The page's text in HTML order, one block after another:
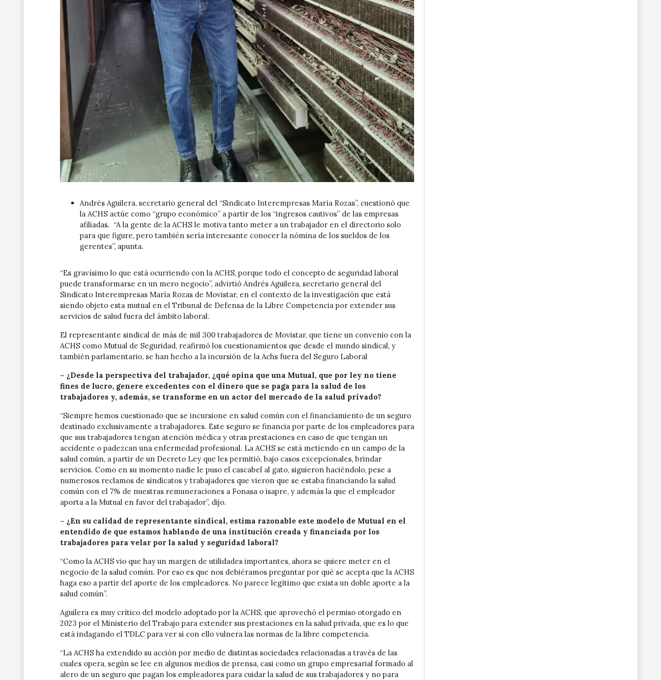
Andrés Aguilera, secretario general del “Sindicato Interempresas María Rozas”, cuestionó que
la ACHS actúe como “grupo económico” a partir de los “ingresos cautivos” de las empresas
afiliadas. “A la gente de la ACHS le motiva tanto meter a un trabajador en el directorio solo
para que figure, pero también sería interesante conocer la nómina de los sueldos de los
gerentes”, apunta.
“Es gravísimo lo que está ocurriendo con la ACHS, porque todo el concepto de seguridad laboral
puede transformarse en un mero negocio”, advirtió Andrés Aguilera, secretario general del
Sindicato Interempresas María Rozas de Movistar, en el contexto de la investigación que está
siendo objeto esta mutual en el Tribunal de Defensa de la Libre Competencia por extender sus
servicios de salud fuera del ámbito laboral.
El representante sindical de más de mil 300 trabajadores de Movistar, que tiene un convenio con la
ACHS como Mutual de Seguridad, reafirmó los cuestionamientos que desde el mundo sindical, y
también parlamentario, se han hecho a la incursión de la Achs fuera del Seguro Laboral
– ¿Desde la perspectiva del trabajador, ¿qué opina que una Mutual, que por ley no tiene
fines de lucro, genere excedentes con el dinero que se paga para la salud de los
trabajadores y, además, se transforme en un actor del mercado de la salud privado?
“Siempre hemos cuestionado que se incursione en salud común con el financiamiento de un seguro
destinado exclusivamente a trabajadores. Este seguro se financia por parte de los empleadores para
que sus trabajadores tengan atención médica y otras prestaciones en caso de que tengan un
accidente o padezcan una enfermedad profesional. La ACHS se está metiendo en un campo de la
salud común, a partir de un Decreto Ley que les permitió, bajo casos excepcionales, brindar
servicios. Como en su momento nadie le puso el cascabel al gato, siguieron haciéndolo, pese a
numerosos reclamos de sindicatos y trabajadores que vieron que se estaba financiando la salud
común con el 7% de nuestras remuneraciones a Fonasa o isapre, y además la que el empleador
aporta a la Mutual en favor del trabajador”, dijo.
– ¿En su calidad de representante sindical, estima razonable este modelo de Mutual en el
entendido de que estamos hablando de una institución creada y financiada por los
trabajadores para velar por la salud y seguridad laboral?
“Como la ACHS vio que hay un margen de utilidades importantes, ahora se quiere meter en el
negocio de la salud común. Por eso es que nos debiéramos preguntar por qué se acepta que la ACHS
haga eso a partir del aporte de los empleadores. No parece legítimo que exista un doble aporte a la
salud común”.
Aguilera es muy crítico del modelo adoptado por la ACHS, que aprovechó el permiso otorgado en
2023 por el Ministerio del Trabajo para extender sus prestaciones en la salud privada, que es lo que
está indagando el TDLC para ver si con ello vulnera las normas de la libre competencia.
“La ACHS ha extendido su acción por medio de distintas sociedades relacionadas a través de las
cuales opera, según se lee en algunos medios de prensa, casi como un grupo empresarial formado al
alero de un seguro que pagan los empleadores para cuidar la salud de sus trabajadores y no para